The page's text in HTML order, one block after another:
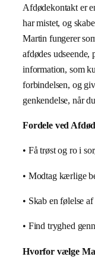
Afdødekontakt er
har mistet, og
Martin fungerer
afdødes
information, som
forbindelsen, og
genkendelse, når
Fordele ved
• Få trøst og ro i
• Modtag kærlige
• Skab en følelse
• Find tryghed
Hvorfor vælge